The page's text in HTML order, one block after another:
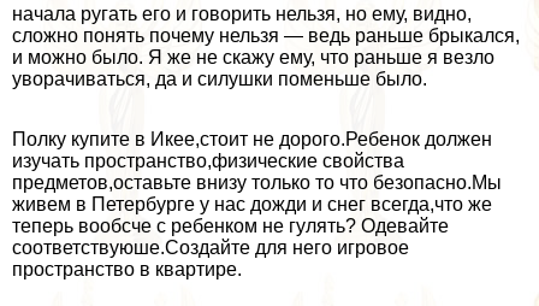
начала ругать его и говорить нельзя, но ему, видно,
сложно понять почему нельзя — ведь раньше брыкался,
и можно было. Я же не скажу ему, что раньше я везло
уворачиваться, да и силушки поменьше было.
Полку купите в Икее,стоит не дорого.Ребенок должен
изучать прострaнcтво,физические свойства
предметов,оставьте внизу только то что безопасно.Мы
живем в Петербурге у нас дожди и снег всегда,что же
теперь вообсче с ребенком не гулять? Одевайте
соответствуюше.Создайте для него игровое
прострaнcтво в квартире.